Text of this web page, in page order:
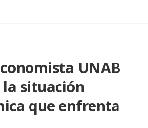
UNAB
situación
que enfrenta